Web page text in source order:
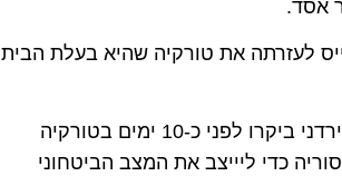
לעזרתה את טורקיה שהיא בעלת הבית
שר החוץ הירדני איימן א-צפדי, הרמטכ"ל הירדני וראש המודיעין הירדני ביקרו לפני כ-10 ימים בטורקיה
כדי ליייצב את המצב הביטחוני